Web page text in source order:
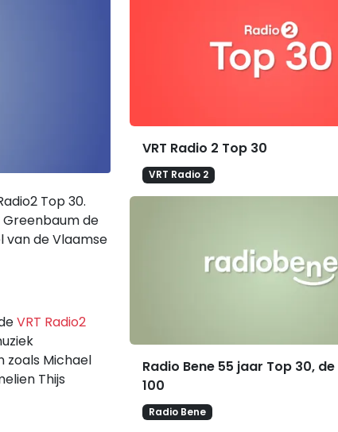
Top 30.
Greenbaum de
van de Vlaamse
VRT Radio2
zoals Michael
Thijs
VRT Radio 2 Top 30
VRT Radio 2
Radio Bene 55 jaar Top 30,
100
Radio Bene